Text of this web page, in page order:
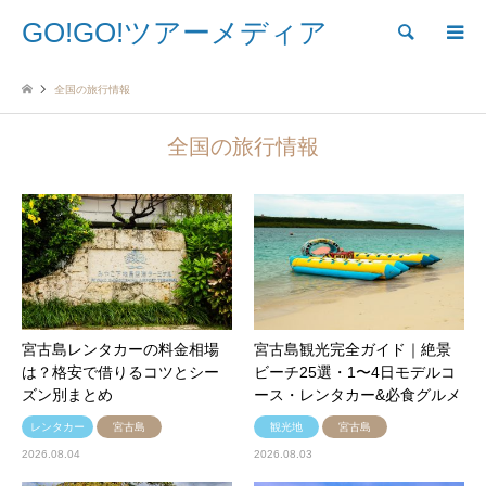
GO!GO!ツアーメディア 検索
全国の旅行情報
全国の旅行情報
宮古島レンタカーの料金相場
は？格安で借りるコツとシー
ズン別まとめ
レンタカー 宮古島
2026.08.04
宮古島観光完全ガイド｜絶景
ビーチ25選・1〜4日モデルコ
ース・レンタカー&必食グルメ
観光地 宮古島
2026.08.03